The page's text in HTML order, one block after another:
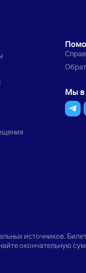
Мы в
источников.
окончательную